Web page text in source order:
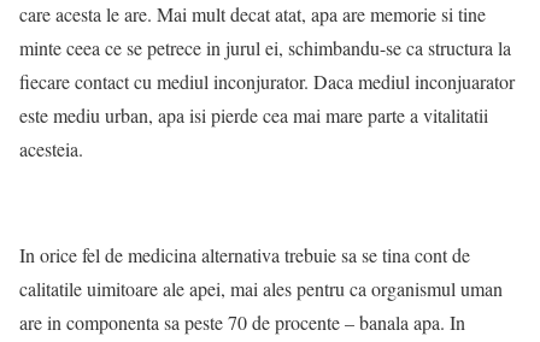
care acesta le are. Mai mult decat atat, apa are memorie si tine
minte ceea ce se petrece in jurul ei, schimbandu-se ca structura la
fiecare contact cu mediul inconjurator. Daca mediul inconjuarator
este mediu urban, apa isi pierde cea mai mare parte a vitalitatii
acesteia.
In orice fel de medicina alternativa trebuie sa se tina cont de
calitatile uimitoare ale apei, mai ales pentru ca organismul uman
are in componenta sa peste 70 de procente – banala apa. In